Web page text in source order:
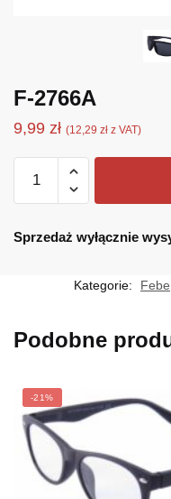
F-2766A
9,99 zł (12,29 zł z VAT)
Sprzedaż wyłącznie
Kategorie: Febe
Podobne
-21%